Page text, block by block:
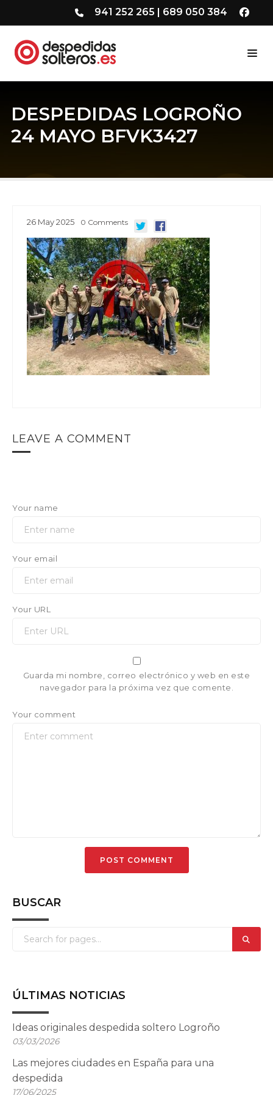
941 252 265 | 689 050 384
DESPEDIDAS LOGROÑO
24 MAYO BFVK3427
26 May2025 0 Comments
LEAVE A COMMENT
Your name
Your email
Your URL
Guarda mi nombre, correo electrónico y web en este
navegador para la próxima vez que comente.
Your comment
BUSCAR
ÚLTIMAS NOTICIAS
Ideas originales despedida soltero Logroño
03/03/2026
Las mejores ciudades en España para una
despedida
17/06/2025